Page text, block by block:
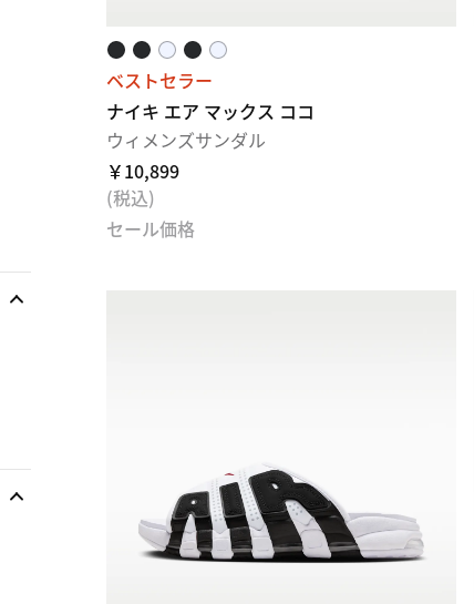
ベストセラー
ナイキ エア マックス ココ
ウィメンズサンダル
￥10,899
(税込)
セール価格